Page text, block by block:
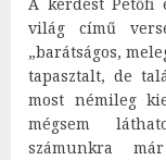
világ című
„barátságos,
tapasztalt, de
most némileg
mégsem
számunkra